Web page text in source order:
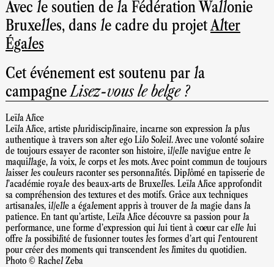
Avec le soutien de la Fédération Wallonie
Bruxelles, dans le cadre du projetAlter
Égales
Cet événement est soutenu par la
campagneLisez-vous le belge ?
Leïla Alice
Leïla Alice, artiste pluridisciplinaire, incarne son expression la plus
authentique à travers son alter ego Lilo Soleil. Avec une volonté solaire
de toujours essayer de raconter son histoire, il/elle navigue entre le
maquillage, la voix, le corps et les mots. Avec point commun de toujours
laisser les couleurs raconter ses personnalités. Diplômé en tapisserie de
l'académie royale des beaux-arts de Bruxelles. Leïla Alice approfondit
sa compréhension des textures et des motifs. Grâce aux techniques
artisanales, il/elle a également appris à trouver de la magie dans la
patience. En tant qu'artiste, Leïla Alice découvre sa passion pour la
performance, une forme d'expression qui lui tient à cœur car elle lui
offre la possibilité de fusionner toutes les formes d'art qui l'entourent
pour créer des moments qui transcendent les limites du quotidien.
Photo © Rachel Zeba